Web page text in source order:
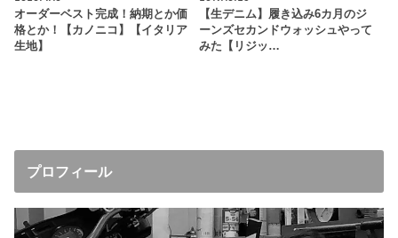
オーダーベスト完成！納期とか価
格とか！【カノニコ】【イタリア
生地】
【生デニム】履き込み6カ月のジ
ーンズセカンドウォッシュやって
みた【リジッ…
プロフィール